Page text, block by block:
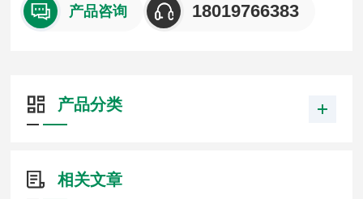
产品咨询 18019766383
产品分类
相关文章